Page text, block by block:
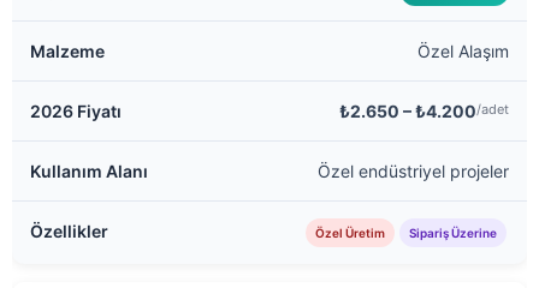
Özel Alaşım
₺2.650 – ₺4.200/adet
Özel endüstriyel projeler
Özel Üretim Sipariş Üzerine